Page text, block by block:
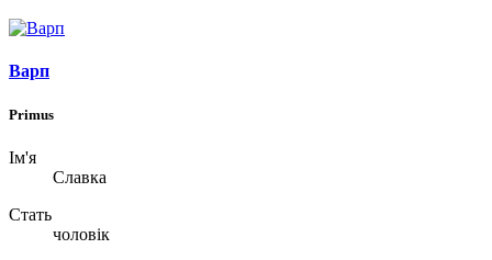
Варп
Primus
Ім'я
Славка
Стать
чоловік